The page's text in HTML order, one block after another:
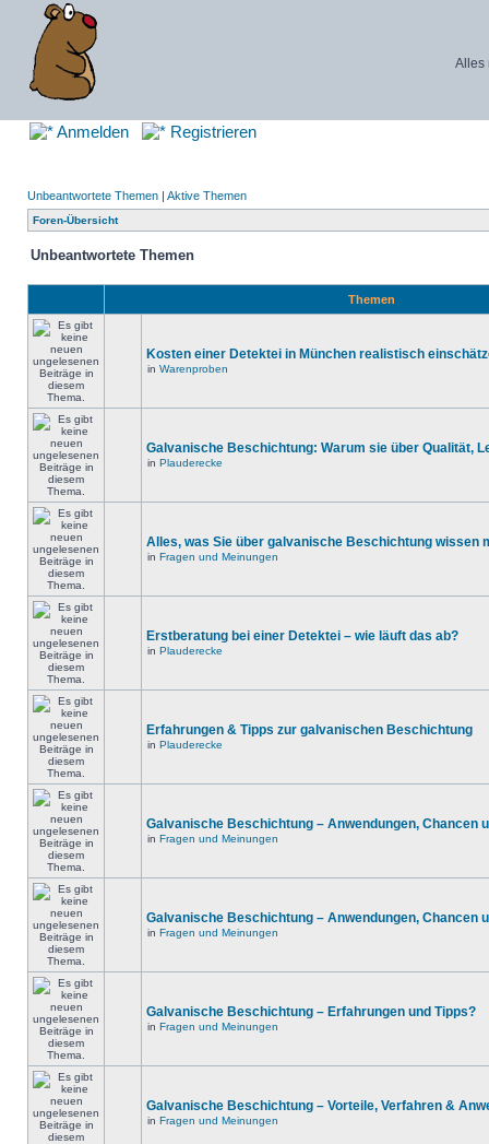
Alles
Anmelden Registrieren
Unbeantwortete Themen | Aktive Themen
Foren-Übersicht
Unbeantwortete Themen
Themen
Kosten einer Detektei in München realistisch
in Warenproben
Galvanische Beschichtung: Warum sie über Qualität,
in Plauderecke
Alles, was Sie über galvanische Beschichtung wissen
in Fragen und Meinungen
Erstberatung bei einer Detektei – wie läuft das ab?
in Plauderecke
Erfahrungen & Tipps zur galvanischen Beschichtung
in Plauderecke
Galvanische Beschichtung – Anwendungen, Chancen
in Fragen und Meinungen
Galvanische Beschichtung – Anwendungen, Chancen
in Fragen und Meinungen
Galvanische Beschichtung – Erfahrungen und Tipps?
in Fragen und Meinungen
Galvanische Beschichtung – Vorteile, Verfahren &
in Fragen und Meinungen